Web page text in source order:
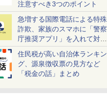
注意すべき3つのポイント
急増する国際電話による特殊
詐欺、家族のスマホに「警察
庁推奨アプリ」を入れて対策
しよう！
住民税が高い自治体ランキン
グ、源泉徴収票の見方など
「税金の話」まとめ